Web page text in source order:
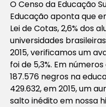
O Censo da Educação
Educação aponta que
Lei de Cotas, 2,6% dos
universidades
2015, verificamos um
foi de 5,3%. Em
187.576 negros na
429.632, em 2015, um
salto inédito em nossa